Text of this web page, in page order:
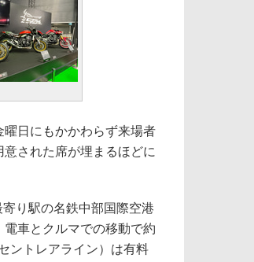
日にもかかわらず来場者
された席が埋まるほどに
り駅の名鉄中部国際空港
車とクルマでの移動で約
ントレアライン）は有料